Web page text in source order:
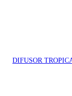
DIFUSOR